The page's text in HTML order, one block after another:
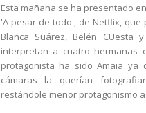
Esta mañana se ha presentado
'A pesar de todo', de Netflix, que
Blanca Suárez, Belén CUesta
interpretan a cuatro hermanas
protagonista ha sido Amaia
cámaras la querían
restándole menor protagonismo